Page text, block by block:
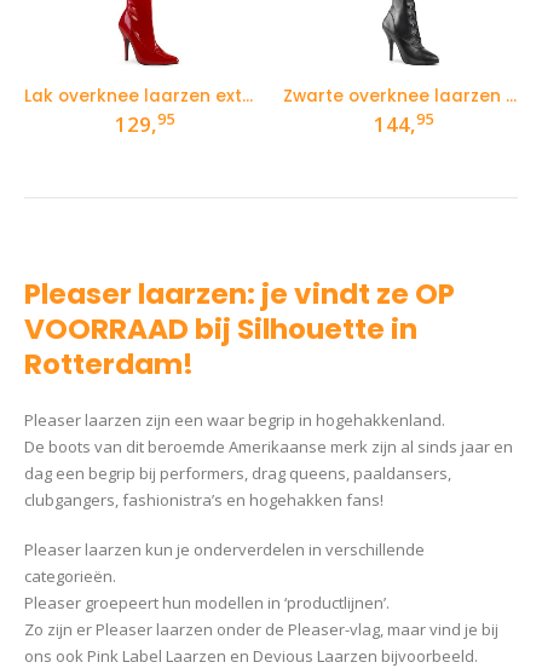
Lak overknee laarzen extra wijd in rood voor curvy ladies
129,95
Zwarte overknee laarzen met gespen en veters aan de voorkant
144,95
Pleaser laarzen: je vindt ze OP
VOORRAAD bij Silhouette in
Rotterdam!
Pleaser laarzen zijn een waar begrip in hogehakkenland.
De boots van dit beroemde Amerikaanse merk zijn al sinds jaar en
dag een begrip bij performers, drag queens, paaldansers,
clubgangers, fashionistra’s en hogehakken fans!
Pleaser laarzen kun je onderverdelen in verschillende
categorieën.
Pleaser groepeert hun modellen in ‘productlijnen’.
Zo zijn er Pleaser laarzen onder de Pleaser-vlag, maar vind je bij
ons ook Pink Label Laarzen en Devious Laarzen bijvoorbeeld.